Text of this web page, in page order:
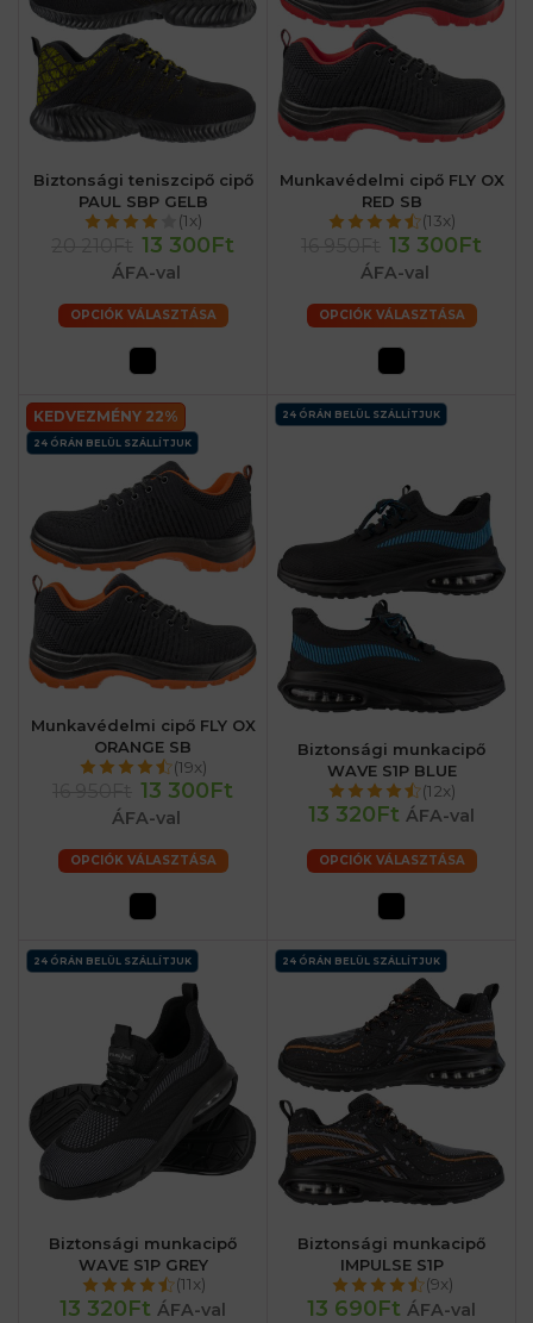
Biztonsági teniszcipő cipő
PAUL SBP GELB
(1x)
13 300Ft
ÁFA-val
OPCIÓK VÁLASZTÁSA
Munkavédelmi cipő FLY OX
RED SB
(13x)
13 300Ft
ÁFA-val
OPCIÓK VÁLASZTÁSA
KEDVEZMÉNY 22%
24 ÓRÁN BELÜL SZÁLLÍTJUK
Munkavédelmi cipő FLY OX
ORANGE SB
(19x)
13 300Ft
ÁFA-val
OPCIÓK VÁLASZTÁSA
24 ÓRÁN BELÜL SZÁLLÍTJUK
Biztonsági munkacipő
WAVE S1P BLUE
(12x)
13 320Ft ÁFA-val
OPCIÓK VÁLASZTÁSA
24 ÓRÁN BELÜL SZÁLLÍTJUK
Biztonsági munkacipő
WAVE S1P GREY
(11x)
13 320Ft ÁFA-val
24 ÓRÁN BELÜL SZÁLLÍTJUK
Biztonsági munkacipő
IMPULSE S1P
(9x)
13 690Ft ÁFA-val